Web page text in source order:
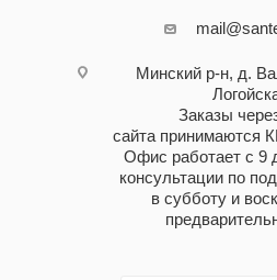
Минский р-н, д.
Заказы
сайта
Офис работает с 9
консультации по
в субботу и